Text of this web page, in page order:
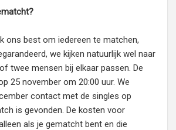
ons best om iedereen te matchen,
we kijken natuurlijk wel naar
twee mensen bij elkaar passen. De
25 november om 20:00 uur. We
contact met de singles op
is gevonden. De kosten voor
als je gematcht bent en die